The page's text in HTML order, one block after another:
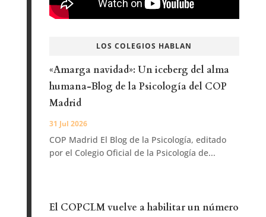
LOS COLEGIOS HABLAN
«Amarga navidad»: Un iceberg del alma
humana-Blog de la Psicología del COP
Madrid
31 Jul 2026
COP Madrid El Blog de la Psicología, editado
por el Colegio Oficial de la Psicología de...
El COPCLM vuelve a habilitar un número